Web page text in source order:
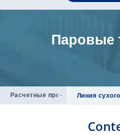
Паровые
Расчетные программы /
Линия